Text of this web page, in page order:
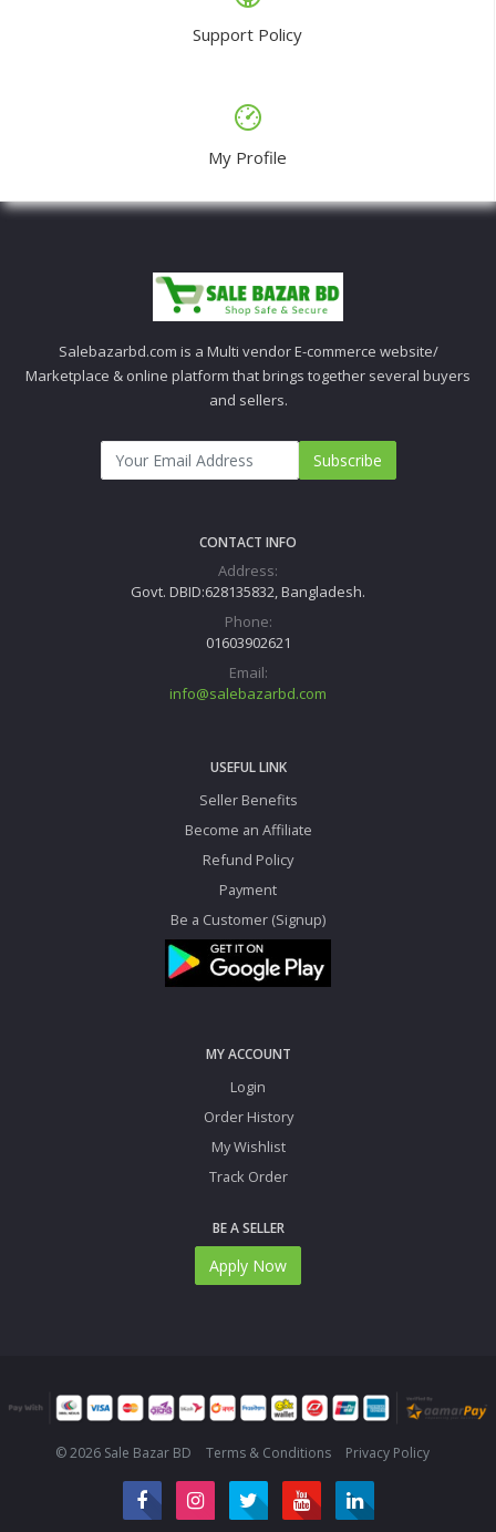
Support Policy
My Profile
Salebazarbd.com is a Multi vendor E-commerce website/
Marketplace & online platform that brings together several buyers
and sellers.
Subscribe
CONTACT INFO
Address:
Govt. DBID:628135832, Bangladesh.
Phone:
01603902621
Email:
info@salebazarbd.com
USEFUL LINK
Seller Benefits
Become an Affiliate
Refund Policy
Payment
Be a Customer (Signup)
MY ACCOUNT
Login
Order History
My Wishlist
Track Order
BE A SELLER
Apply Now
© 2026 Sale Bazar BD Terms & Conditions Privacy Policy